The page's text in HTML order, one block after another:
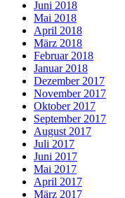
Juni 2018
Mai 2018
April 2018
März 2018
Februar 2018
Januar 2018
Dezember 2017
November 2017
Oktober 2017
September 2017
August 2017
Juli 2017
Juni 2017
Mai 2017
April 2017
März 2017